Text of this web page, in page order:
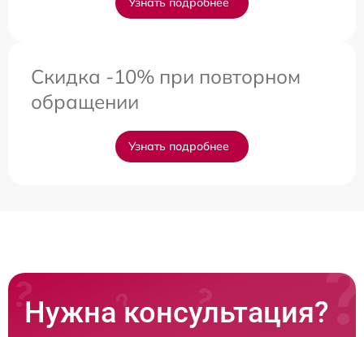
Скидка -10% при повторном
обращении
Узнать подробнее
Нужна консультация?